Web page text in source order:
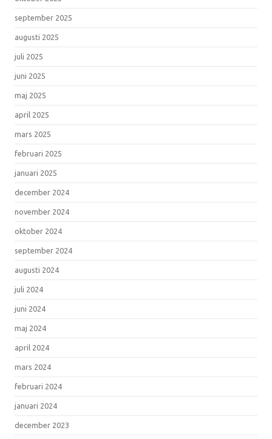
september 2025
augusti 2025
juli 2025
juni 2025
maj 2025
april 2025
mars 2025
februari 2025
januari 2025
december 2024
november 2024
oktober 2024
september 2024
augusti 2024
juli 2024
juni 2024
maj 2024
april 2024
mars 2024
februari 2024
januari 2024
december 2023